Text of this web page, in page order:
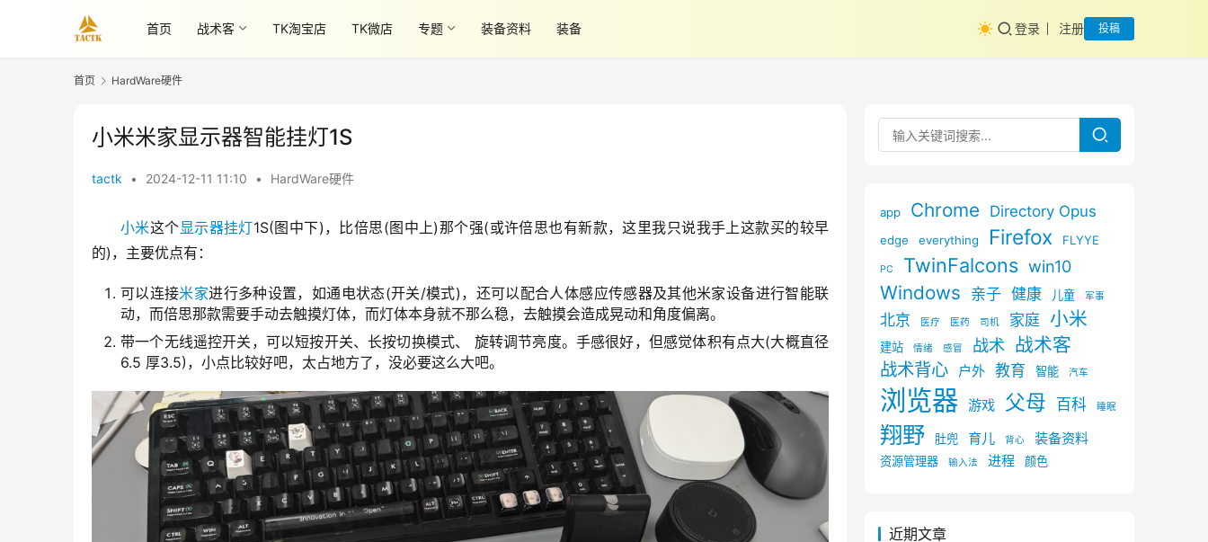
首页 战术客 TK淘宝店 TK微店 专题 装备资料 装备 登录 注册 投稿
首页 HardWare硬件
小米米家显示器智能挂灯1S
tactk • 2024-12-11 11:10 • HardWare硬件
小米这个显示器挂灯1S(图中下)，比倍思(图中上)那个强(或许倍思也有新款，这里我只说我手上这款买的较早
的)，主要优点有：
可以连接米家进行多种设置，如通电状态(开关/模式)，还可以配合人体感应传感器及其他米家设备进行智能联
动，而倍思那款需要手动去触摸灯体，而灯体本身就不那么稳，去触摸会造成晃动和角度偏离。
带一个无线遥控开关，可以短按开关、长按切换模式、 旋转调节亮度。手感很好，但感觉体积有点大(大概直径
6.5 厚3.5)，小点比较好吧，太占地方了，没必要这么大吧。
app Chrome Directory Opus
edge everything Firefox FLYYE
PC TwinFalcons win10
Windows 亲子 健康 儿童 军事
北京 医疗 医药 司机 家庭 小米
建站 情绪 感冒 战术 战术客
战术背心 户外 教育 智能 汽车
浏览器 游戏 父母 百科 睡眠
翔野 肚兜 育儿 背心 装备资料
资源管理器 输入法 进程 颜色
近期文章